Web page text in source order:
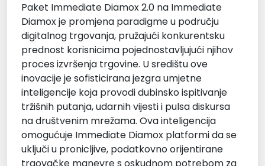
Paket Immediate Diamox 2.0 na Immediate
Diamox je promjena paradigme u području
digitalnog trgovanja, pružajući konkurentsku
prednost korisnicima pojednostavljujući njihov
proces izvršenja trgovine. U središtu ove
inovacije je sofisticirana jezgra umjetne
inteligencije koja provodi dubinsko ispitivanje
tržišnih putanja, udarnih vijesti i pulsa diskursa
na društvenim mrežama. Ova inteligencija
omogućuje Immediate Diamox platformi da se
uključi u pronicljive, podatkovno orijentirane